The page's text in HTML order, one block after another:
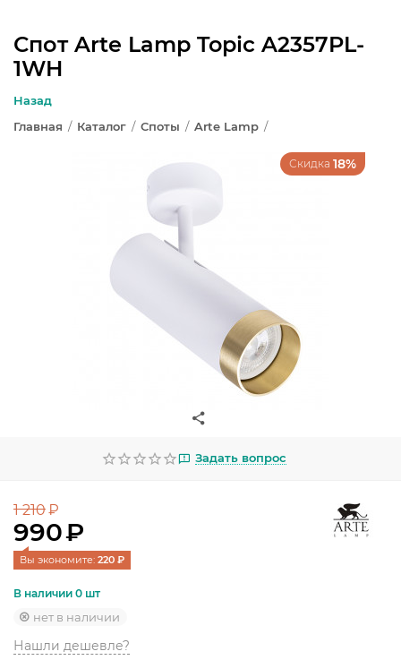
Спот Arte Lamp Topic A2357PL-
1WH
Назад
Главная / Каталог / Споты / Arte Lamp /
Скидка 18%
Задать вопрос
1 210₽
990₽
Вы экономите: 220 ₽
В наличии 0 шт
нет в наличии
Нашли дешевле?
ЛЮСТРЫ
СВЕТИЛЬНИКИ КАК В ИКЕА
ТРЕКОВЫЕ СИСТЕМЫ
ЛАМПОЧКИ
ЭЛЕКТРОТОВАРЫ
КОМПЛЕКТУЮЩИЕ
ПРЕДМЕТЫ ИНТЕРЬЕРА